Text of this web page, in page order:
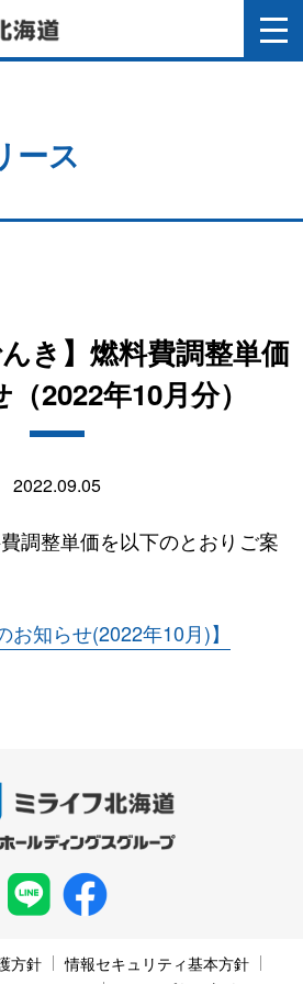
ース
き】燃料費調整単価
2022年10月分）
2022.09.05
調整単価を以下のとおりご案
お知らせ(2022年10月)】
方針
情報セキュリティ基本方針